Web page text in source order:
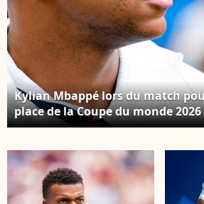
Kylian Mbappé lors du match
place de la Coupe du monde
l'Angleterre, au Miami Stadium
Bestimage